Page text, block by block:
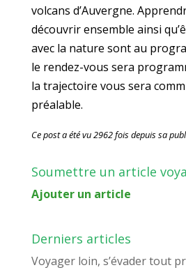
volcans d’Auvergne.
découvrir ensemble ainsi
avec la nature sont au
le rendez-vous sera
la trajectoire vous sera
préalable.
Ce post a été vu 2962 fois depuis sa
Soumettre un article
Ajouter un article
Derniers articles
Voyager loin, s’évader tout